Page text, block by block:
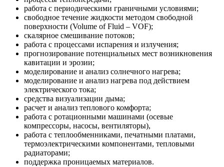
работа с периодическими граничными условиями;
свободное течение жидкости методом свободной
поверхности (Volume of Fluid – VOF);
скалярное смешивание потоков;
работа с процессами испарения и излучения;
прогнозирование потенциальных мест возникновения
кавитации и эрозии;
моделирование и анализ солнечного нагрева;
моделирование и анализ нагрева под действием
электрического тока;
средства визуализации дыма;
расчет и анализ теплового комфорта;
работа с ротационными машинами (осевые
компрессоры, насосы, вентиляторы),
работа с теплообменниками, печатными платами,
термоэлектрическими компонентами, тепловыми
радиаторами;
поддержка проницаемых материалов.